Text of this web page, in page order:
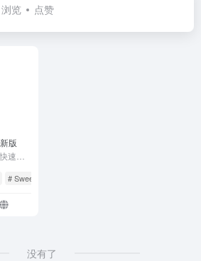
浏览 点赞
版
# Sweet Home 3D
没有了